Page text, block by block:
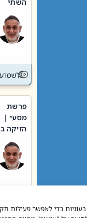
כדי לאפשר פעילות
וערב של
חיינו
לשמוע
פרשת
מסעי |
הזיקה בין
הגדול לעם
לשמוע